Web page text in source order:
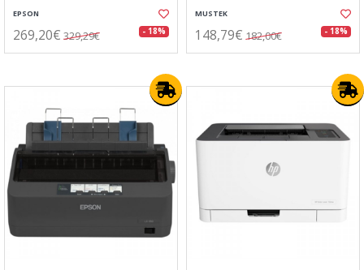
EPSON
269,20€ 329,29€ - 18%
MUSTEK
148,79€ 182,00€ - 18%